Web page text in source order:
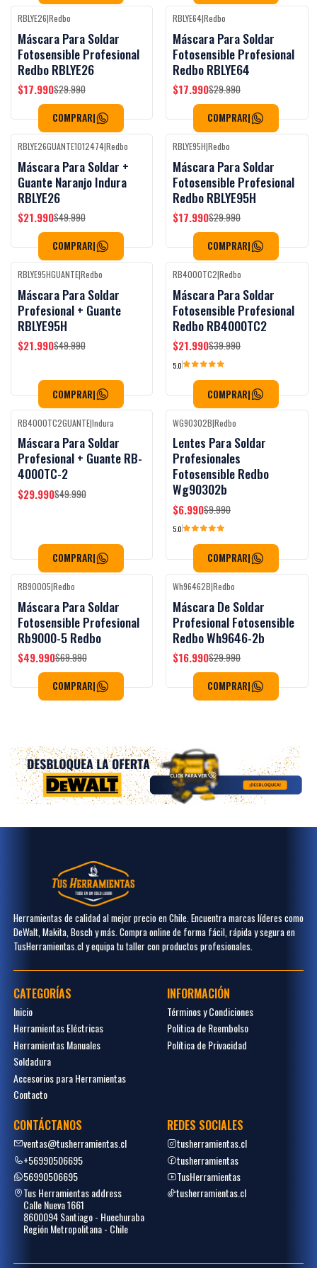
-40%OFF
RBLYE26|Redbo
Máscara Para Soldar
Fotosensible Profesional
Redbo RBLYE26
$17.990$29.990
COMPRAR|
-40%OFF
RBLYE64|Redbo
Máscara Para Soldar
Fotosensible Profesional
Redbo RBLYE64
$17.990$29.990
COMPRAR|
-56%OFF Black Week
RBLYE26GUANTE1012474|Redbo
Máscara Para Soldar +
Guante Naranjo Indura
RBLYE26
$21.990$49.990
COMPRAR|
-40%OFF
RBLYE95H|Redbo
Máscara Para Soldar
Fotosensible Profesional
Redbo RBLYE95H
$17.990$29.990
COMPRAR|
-56%OFF
RBLYE95HGUANTE|Redbo
Máscara Para Soldar
Profesional + Guante
RBLYE95H
$21.990$49.990
COMPRAR|
-45%OFF
RB4000TC2|Redbo
Máscara Para Soldar
Fotosensible Profesional
Redbo RB4000TC2
$21.990$39.990
5.0
COMPRAR|
-40%OFF
RB4000TC2GUANTE|Indura
Máscara Para Soldar
Profesional + Guante RB-
4000TC-2
$29.990$49.990
COMPRAR|
-30%OFF
WG90302B|Redbo
Lentes Para Soldar
Profesionales
Fotosensible Redbo
Wg90302b
$6.990$9.990
5.0
COMPRAR|
-29%OFF
RB90005|Redbo
Máscara Para Soldar
Fotosensible Profesional
Rb9000-5 Redbo
$49.990$69.990
COMPRAR|
-43%OFF
Wh96462B|Redbo
Máscara De Soldar
Profesional Fotosensible
Redbo Wh9646-2b
$16.990$29.990
COMPRAR|
Herramientas de calidad al mejor precio en Chile. Encuentra marcas líderes como
DeWalt, Makita, Bosch y más. Compra online de forma fácil, rápida y segura en
TusHerramientas.cl y equipa tu taller con productos profesionales.
CATEGORÍAS
Inicio
Herramientas Eléctricas
Herramientas Manuales
Soldadura
Accesorios para Herramientas
Contacto
INFORMACIÓN
Términos y Condiciones
Politica de Reembolso
Política de Privacidad
CONTÁCTANOS
ventas@tusherramientas.cl
+56990506695
56990506695
Tus Herramientas address
Calle Nueva 1661
8600094 Santiago - Huechuraba
Región Metropolitana - Chile
REDES SOCIALES
tusherramientas.cl
tusherramientas
TusHerramientas
tusherramientas.cl